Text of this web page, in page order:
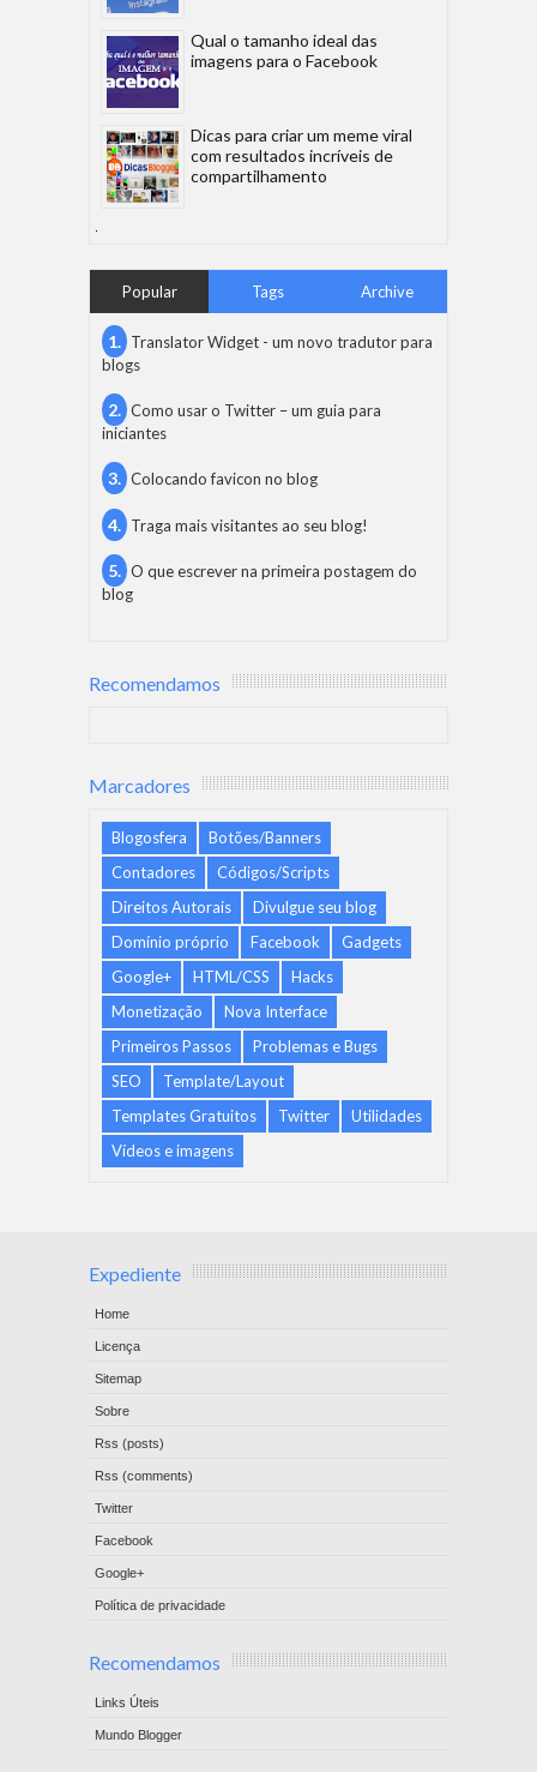
Qual o tamanho ideal das
imagens para o Facebook
Dicas para criar um meme viral
com resultados incríveis de
compartilhamento
Popular Tags Archive
Translator Widget - um novo tradutor para
blogs
Como usar o Twitter – um guia para
iniciantes
Colocando favicon no blog
Traga mais visitantes ao seu blog!
O que escrever na primeira postagem do
blog
Recomendamos
Marcadores
Blogosfera
Botões/Banners
Contadores
Códigos/Scripts
Direitos Autorais
Divulgue seu blog
Domínio próprio
Facebook
Gadgets
Google+
HTML/CSS
Hacks
Monetização
Nova Interface
Primeiros Passos
Problemas e Bugs
SEO
Template/Layout
Templates Gratuitos
Twitter
Utilidades
Vídeos e imagens
Expediente
Home
Licença
Sitemap
Sobre
Rss (posts)
Rss (comments)
Twitter
Facebook
Google+
Política de privacidade
Recomendamos
Links Úteis
Mundo Blogger